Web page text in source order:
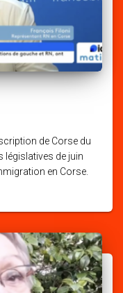
de Corse du
législatives de juin
en Corse.